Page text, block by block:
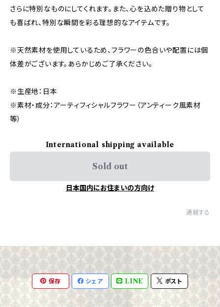
さらに特別なものにしてくれます。また、心を込めた贈り物として
も喜ばれ、特別な瞬間を彩る理想的なアイテムです。
※天然素材を使用しているため、フラワーの色合いや配置には個
体差がございます。あらかじめご了承ください。
※生産地：日本
※素材・成分：アーティフィシャルフラワー（アンティーク風素材
等）
International shipping available
Sold out
日本国内にお住まいの方向け
通報する
保存 シェア LINE ポスト